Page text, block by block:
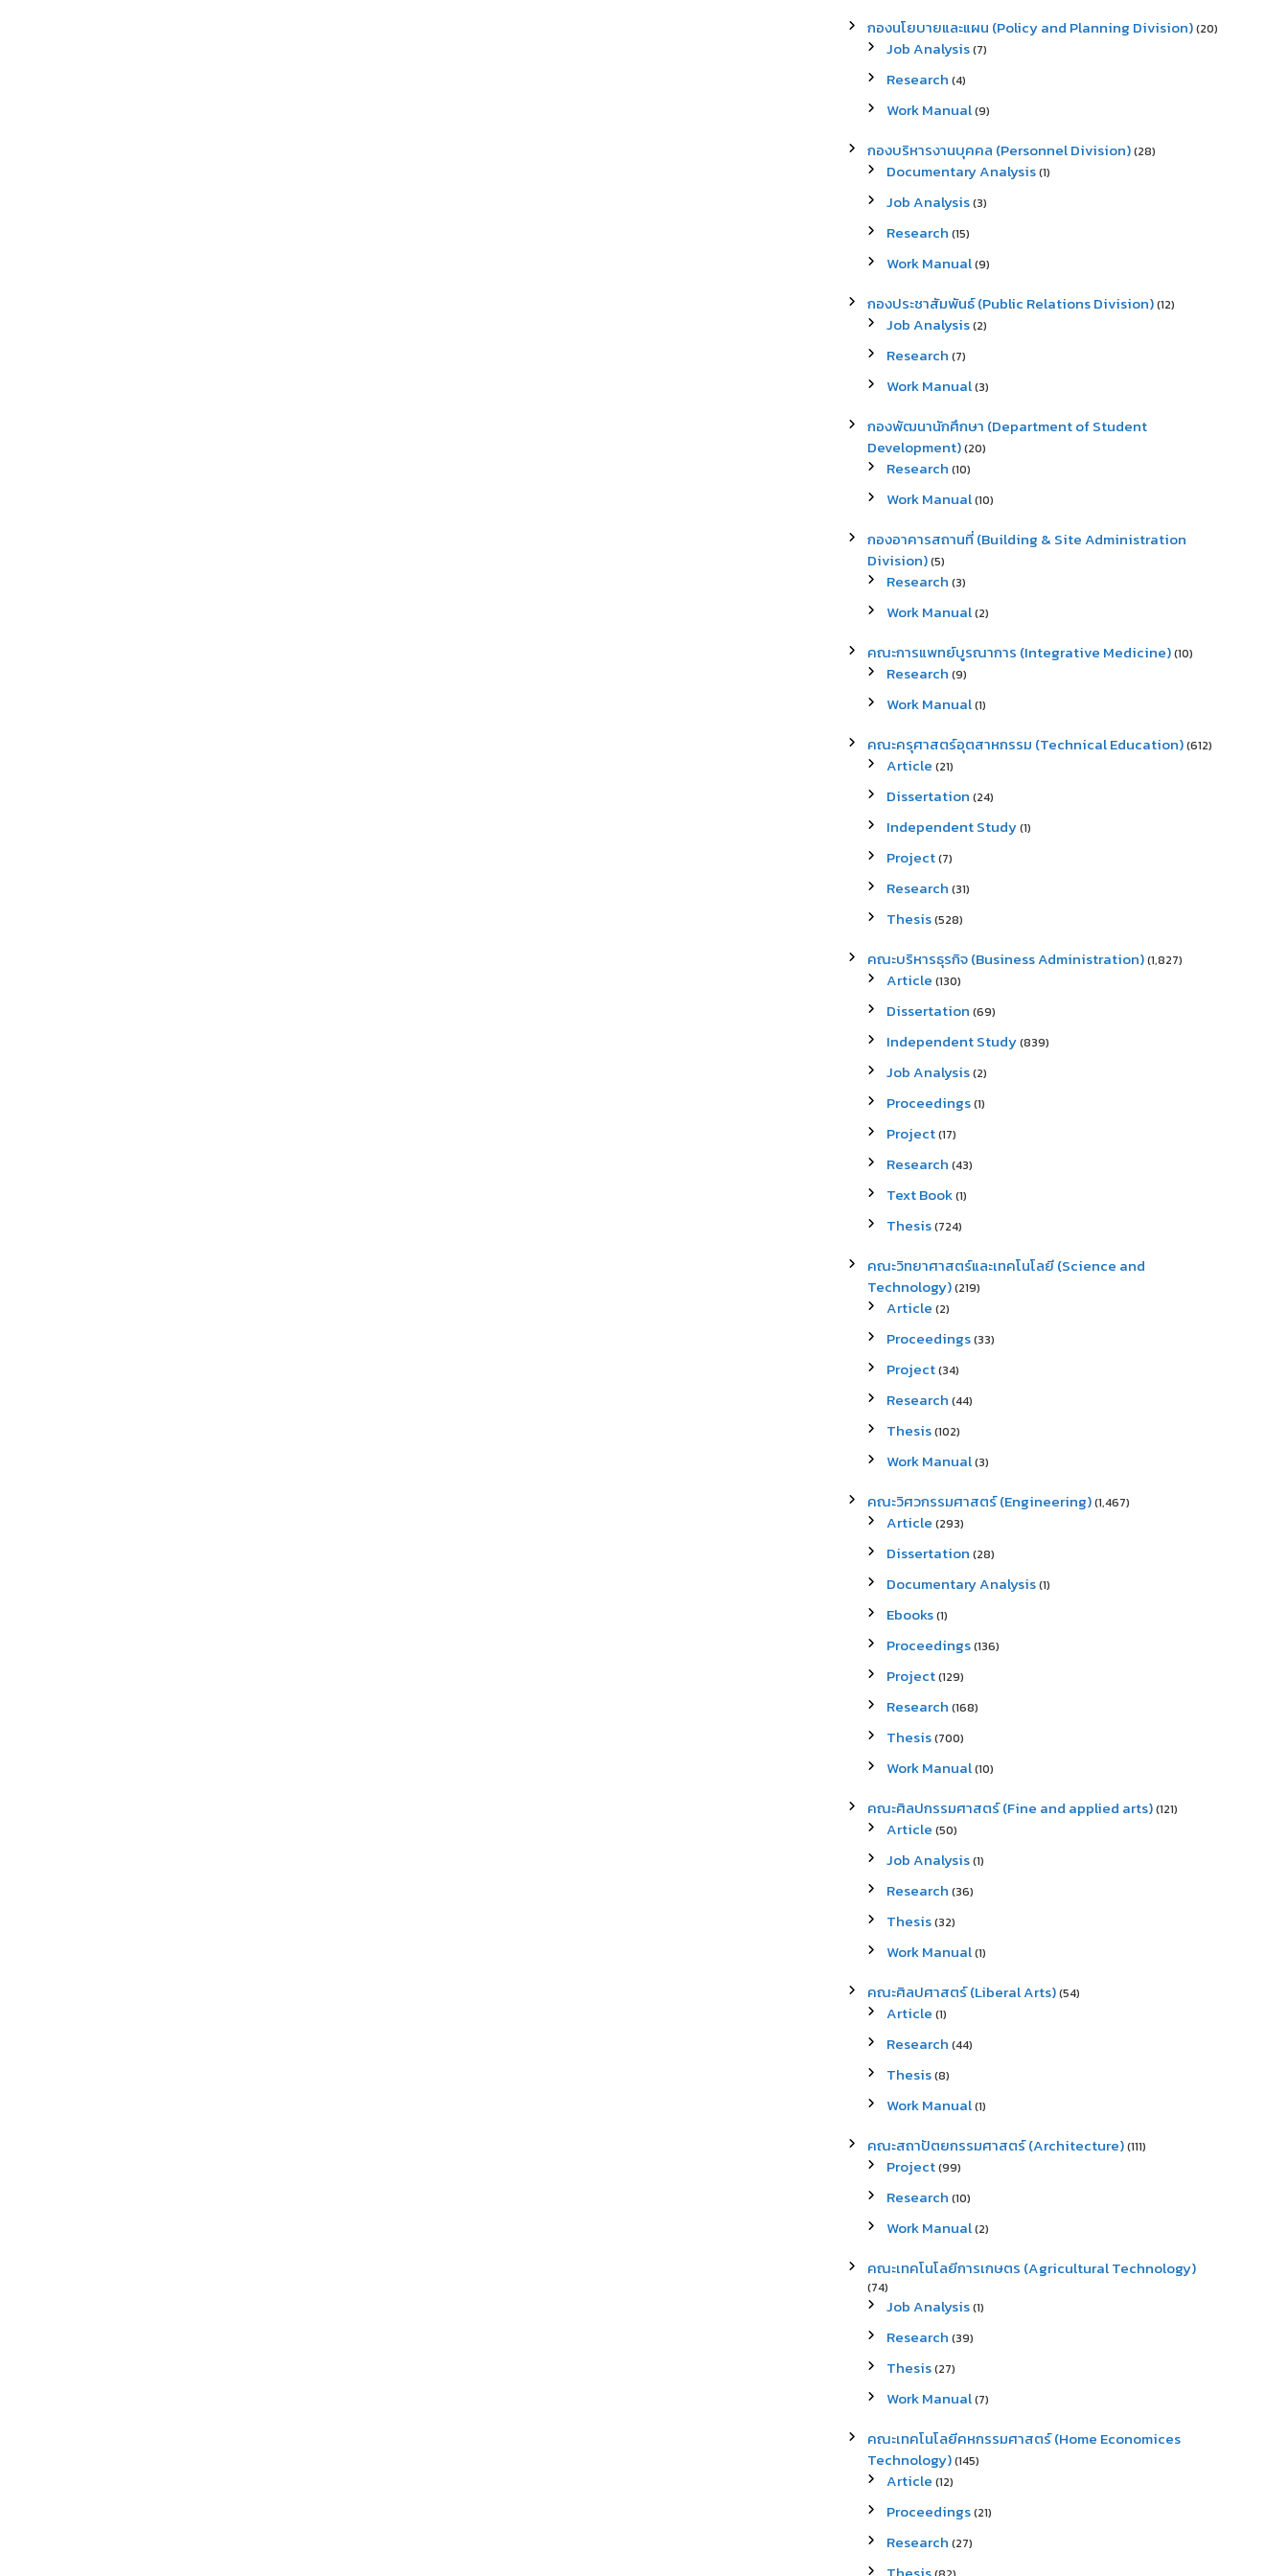
กองนโยบายและแผน (Policy and Planning Division)(20)
Job Analysis(7)
Research (4)
Work Manual(9)
กองบริหารงานบุคคล (Personnel Division)(28)
Documentary Analysis(1)
Job Analysis(3)
Research (15)
Work Manual(9)
กองประชาสัมพันธ์ (Public Relations Division)(12)
Job Analysis(2)
Research (7)
Work Manual(3)
กองพัฒนานักศึกษา (Department of Student
Development)(20)
Research (10)
Work Manual(10)
กองอาคารสถานที่ (Building & Site Administration
Division)(5)
Research (3)
Work Manual(2)
คณะการแพทย์บูรณาการ (Integrative Medicine)(10)
Research (9)
Work Manual(1)
คณะครุศาสตร์อุตสาหกรรม (Technical Education)(612)
Article (21)
Dissertation (24)
Independent Study(1)
Project(7)
Research (31)
Thesis(528)
คณะบริหารธุรกิจ (Business Administration)(1,827)
Article (130)
Dissertation (69)
Independent Study(839)
Job Analysis(2)
Proceedings(1)
Project(17)
Research (43)
Text Book(1)
Thesis(724)
คณะวิทยาศาสตร์และเทคโนโลยี (Science and
Technology)(219)
Article (2)
Proceedings(33)
Project(34)
Research (44)
Thesis(102)
Work Manual(3)
คณะวิศวกรรมศาสตร์ (Engineering)(1,467)
Article (293)
Dissertation (28)
Documentary Analysis(1)
Ebooks(1)
Proceedings(136)
Project(129)
Research (168)
Thesis(700)
Work Manual(10)
คณะศิลปกรรมศาสตร์ (Fine and applied arts)(121)
Article (50)
Job Analysis(1)
Research (36)
Thesis(32)
Work Manual(1)
คณะศิลปศาสตร์ (Liberal Arts)(54)
Article (1)
Research (44)
Thesis(8)
Work Manual(1)
คณะสถาปัตยกรรมศาสตร์ (Architecture)(111)
Project(99)
Research (10)
Work Manual(2)
คณะเทคโนโลยีการเกษตร (Agricultural Technology)
(74)
Job Analysis(1)
Research (39)
Thesis(27)
Work Manual(7)
คณะเทคโนโลยีคหกรรมศาสตร์ (Home Economices
Technology)(145)
Article (12)
Proceedings(21)
Research (27)